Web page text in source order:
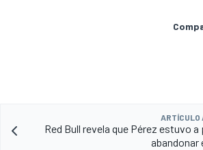
ARTÍCULO
Red Bull revela que Pérez estuvo a
abandonar